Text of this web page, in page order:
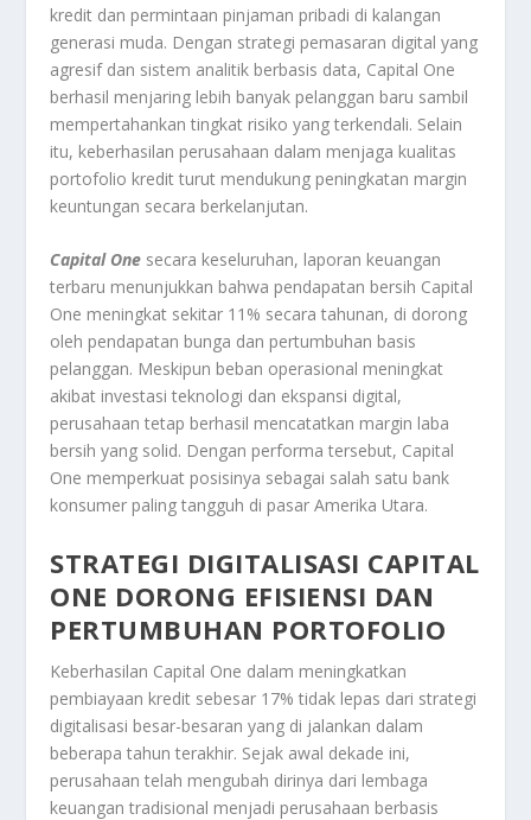
kredit dan permintaan pinjaman pribadi di kalangan
generasi muda. Dengan strategi pemasaran digital yang
agresif dan sistem analitik berbasis data, Capital One
berhasil menjaring lebih banyak pelanggan baru sambil
mempertahankan tingkat risiko yang terkendali. Selain
itu, keberhasilan perusahaan dalam menjaga kualitas
portofolio kredit turut mendukung peningkatan margin
keuntungan secara berkelanjutan.
Capital One secara keseluruhan, laporan keuangan
terbaru menunjukkan bahwa pendapatan bersih Capital
One meningkat sekitar 11% secara tahunan, di dorong
oleh pendapatan bunga dan pertumbuhan basis
pelanggan. Meskipun beban operasional meningkat
akibat investasi teknologi dan ekspansi digital,
perusahaan tetap berhasil mencatatkan margin laba
bersih yang solid. Dengan performa tersebut, Capital
One memperkuat posisinya sebagai salah satu bank
konsumer paling tangguh di pasar Amerika Utara.
STRATEGI DIGITALISASI CAPITAL
ONE DORONG EFISIENSI DAN
PERTUMBUHAN PORTOFOLIO
Keberhasilan Capital One dalam meningkatkan
pembiayaan kredit sebesar 17% tidak lepas dari strategi
digitalisasi besar-besaran yang di jalankan dalam
beberapa tahun terakhir. Sejak awal dekade ini,
perusahaan telah mengubah dirinya dari lembaga
keuangan tradisional menjadi perusahaan berbasis